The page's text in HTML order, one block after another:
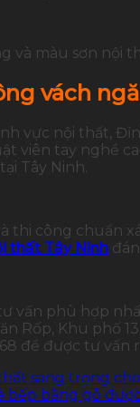
và màu sơn
vách
vực nội thất,
viên tay nghề
Tây Ninh.
thi công chuẩn
thất Tây Ninh
vấn phù hợp
Rốp, Khu phố
để được tư vấn
sang trọng
bếp bằng gỗ